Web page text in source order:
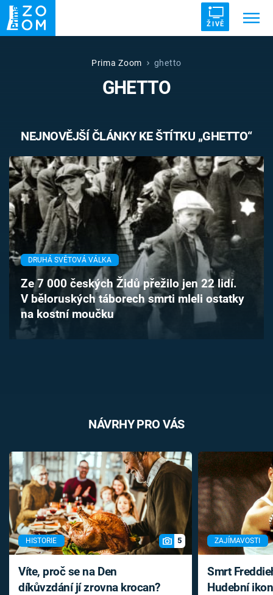
ŽIVĚ
UFO DRUHÁ SVĚTOVÁ VÁLKA
VETŘELCI DÁVNOVĚKU
Témata
Témata
Pořady
TV Program
Časopis
Sledujte prima+
Prima Zoom ghetto
GHETTO
NEJNOVĚJŠÍ ČLÁNKY KE ŠTÍTKU „GHETTO“
DRUHÁ SVĚTOVÁ VÁLKA
Ze 7 000 českých Židů přežilo jen 22 lidí.
V běloruských táborech smrti mleli ostatky
na kostní moučku
NÁVRHY PRO VÁS
HISTORIE 5
Víte, proč se na Den
díkůvzdání jí zrovna krocan?
ZAJÍMAVOSTI
Smrt
Hudební